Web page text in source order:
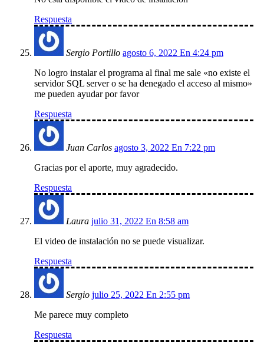
Respuesta
Sergio Portillo agosto 6, 2022 En 4:24 pm
No logro instalar el programa al final me sale «no existe el
servidor SQL server o se ha denegado el acceso al mismo»
me pueden ayudar por favor
Respuesta
Juan Carlos agosto 3, 2022 En 7:22 pm
Gracias por el aporte, muy agradecido.
Respuesta
Laura julio 31, 2022 En 8:58 am
El video de instalación no se puede visualizar.
Respuesta
Sergio julio 25, 2022 En 2:55 pm
Me parece muy completo
Respuesta